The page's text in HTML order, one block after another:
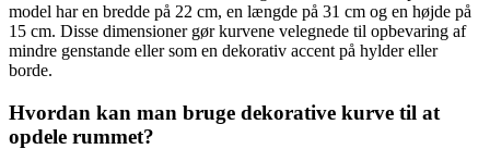
model har en bredde på 22 cm, en længde på 31 cm og en højde på
15 cm. Disse dimensioner gør kurvene velegnede til opbevaring af
mindre genstande eller som en dekorativ accent på hylder eller
borde.
Hvordan kan man bruge dekorative kurve til at
opdele rummet?